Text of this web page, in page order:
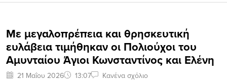
Με μεγαλοπρέπεια και θρησκευτική
ευλάβεια τιμήθηκαν οι Πολιούχοι του
Αμυνταίου Άγιοι Κωνσταντίνος και Ελένη
21 Μαΐου 2026 13:07 Κανένα σχόλιο